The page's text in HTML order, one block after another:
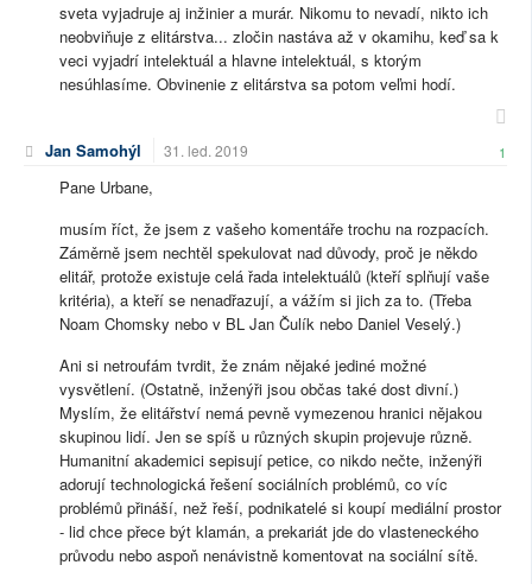
sveta vyjadruje aj inžinier a murár. Nikomu to nevadí, nikto ich
neobviňuje z elitárstva... zločin nastáva až v okamihu, keď sa k
veci vyjadrí intelektuál a hlavne intelektuál, s ktorým
nesúhlasíme. Obvinenie z elitárstva sa potom veľmi hodí.
Jan Samohýl 31. led. 2019 1
Pane Urbane,
musím říct, že jsem z vašeho komentáře trochu na rozpacích.
Záměrně jsem nechtěl spekulovat nad důvody, proč je někdo
elitář, protože existuje celá řada intelektuálů (kteří splňují vaše
kritéria), a kteří se nenadřazují, a vážím si jich za to. (Třeba
Noam Chomsky nebo v BL Jan Čulík nebo Daniel Veselý.)
Ani si netroufám tvrdit, že znám nějaké jediné možné
vysvětlení. (Ostatně, inženýři jsou občas také dost divní.)
Myslím, že elitářství nemá pevně vymezenou hranici nějakou
skupinou lidí. Jen se spíš u různých skupin projevuje různě.
Humanitní akademici sepisují petice, co nikdo nečte, inženýři
adorují technologická řešení sociálních problémů, co víc
problémů přináší, než řeší, podnikatelé si koupí mediální prostor
- lid chce přece být klamán, a prekariát jde do vlasteneckého
průvodu nebo aspoň nenávistně komentovat na sociální sítě.